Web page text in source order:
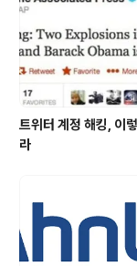
는 국내 고등학교로는 처
전산고등학교 선생님께서
해 주실 예정입니다...
트위터 계정 해킹, 이
라